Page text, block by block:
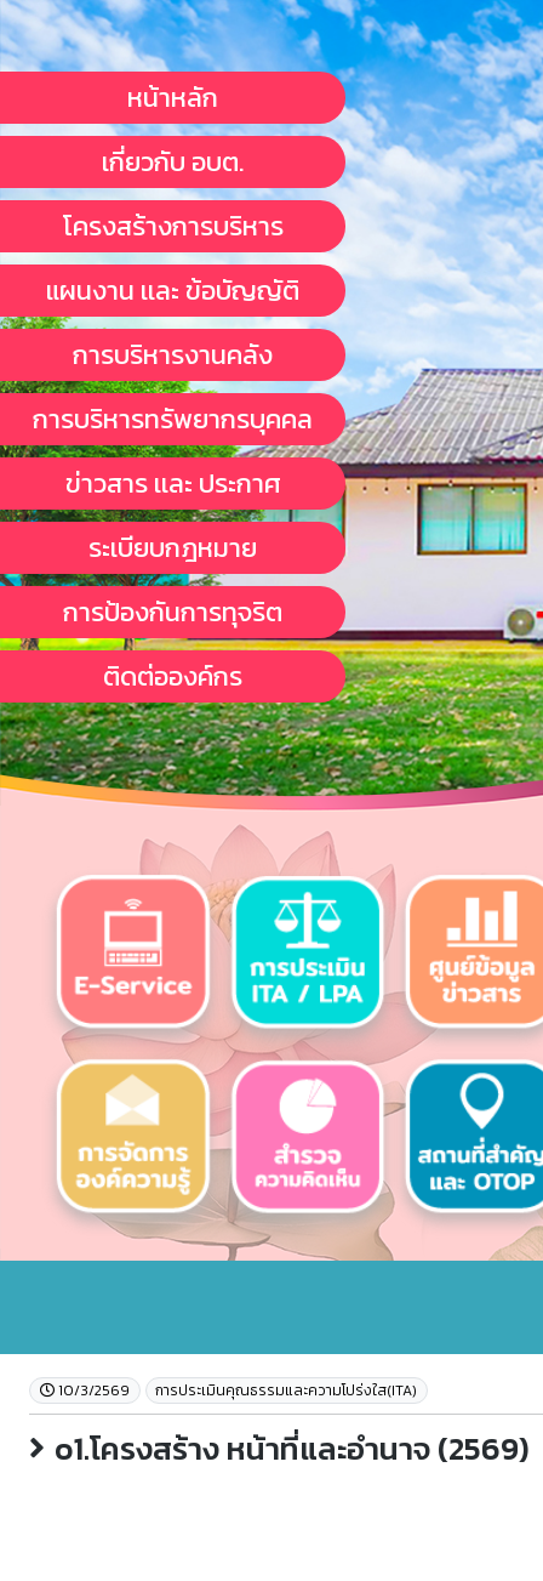
หน้าหลัก
เกี่ยวกับ อบต.
โครงสร้างการบริหาร
แผนงาน เเละ ข้อบัญญัติ
การบริหารงานคลัง
การบริหารทรัพยากรบุคคล
ข่าวสาร เเละ ประกาศ
ระเบียบกฎหมาย
การป้องกันการทุจริต
ติดต่อองค์กร
10/3/2569 การประเมินคุณธรรมและความโปร่งใส(ITA)
o1.โครงสร้าง หน้าที่และอำนาจ (2569)